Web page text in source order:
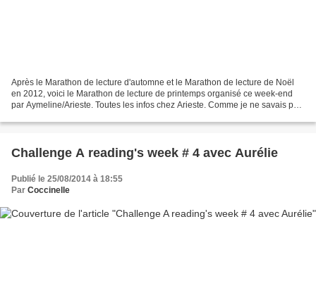
Après le Marathon de lecture d'automne et le Marathon de lecture de Noël
en 2012, voici le Marathon de lecture de printemps organisé ce week-end
par Aymeline/Arieste. Toutes les infos chez Arieste. Comme je ne savais pas
Challenge A reading's week # 4 avec Aurélie
Publié le 25/08/2014 à 18:55
Par Coccinelle